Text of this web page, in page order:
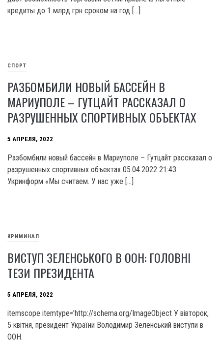
кредиты до 1 млрд грн сроком на год […]
СПОРТ
РАЗБОМБИЛИ НОВЫЙ БАССЕЙН В
МАРИУПОЛЕ – ГУТЦАЙТ РАССКАЗАЛ О
РАЗРУШЕННЫХ СПОРТИВНЫХ ОБЪЕКТАХ
5 АПРЕЛЯ, 2022
Разбомбили новый бассейн в Мариуполе – Гутцайт рассказал о
разрушенных спортивных объектах 05.04.2022 21:43
Укринформ «Мы считаем. У нас уже […]
КРИМИНАЛ
ВИСТУП ЗЕЛЕНСЬКОГО В ООН: ГОЛОВНІ
ТЕЗИ ПРЕЗИДЕНТА
5 АПРЕЛЯ, 2022
itemscope itemtype=’http://schema.org/ImageObject У вівторок,
5 квітня, президент України Володимир Зеленський виступи в
ООН.